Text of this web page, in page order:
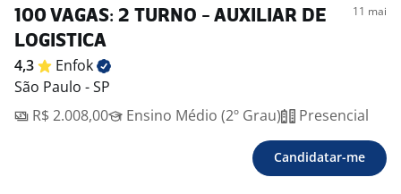
100 VAGAS: 2 TURNO - AUXILIAR DE
LOGISTICA
11 mai
4,3
Enfok
São Paulo - SP
R$ 2.008,00
Ensino Médio (2º Grau) Presencial
Candidatar-me